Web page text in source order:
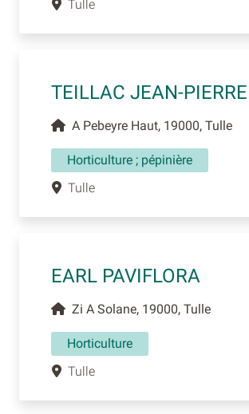
Tulle
TEILLAC JEAN-PIERRE
A Pebeyre Haut, 19000, Tulle
Horticulture ; pépinière
Tulle
EARL PAVIFLORA
Zi A Solane, 19000, Tulle
Horticulture
Tulle